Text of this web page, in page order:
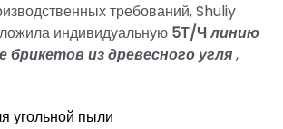
требований, Shuliy
индивидуальную 5Т/Члинию
брикетов из древесного угля,
угольной пыли